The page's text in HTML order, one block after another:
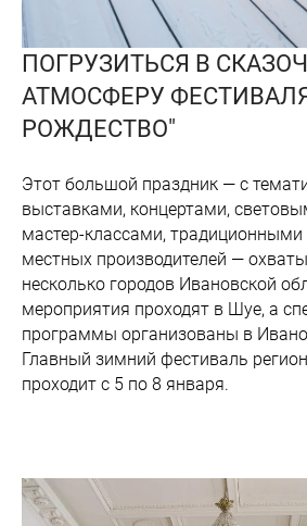
ПОГРУЗИТЬСЯ В
АТМОСФЕРУ
РОЖДЕСТВО"
Этот большой праздник — с
выставками, концертами,
мастер-классами,
местных производителей —
несколько городов Ивановской
мероприятия проходят в Шуе, а
программы организованы в
Главный зимний фестиваль
проходит с 5 по 8 января.